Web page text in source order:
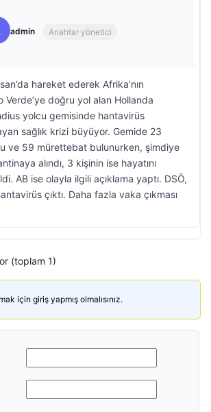
admin Anahtar yönetici
hareket ederek Afrika’nın
Verde’ye doğru yol alan Hollanda
yolcu gemisinde hantavirüs
sağlık krizi büyüyor. Gemide 23
ve 59 mürettebat bulunurken, şimdiye
alındı, 3 kişinin ise hayatını
AB ise olayla ilgili açıklama yaptı. DSÖ,
çıktı. Daha fazla vaka çıkması
(toplam 1)
için giriş yapmış olmalısınız.